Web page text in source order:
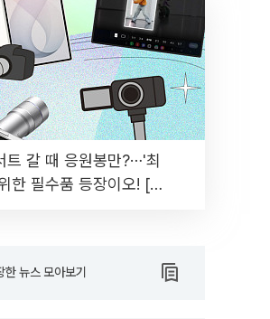
트 갈 때 응원봉만?⋯'최
한 필수품 등장이오! [솔
한 뉴스 모아보기